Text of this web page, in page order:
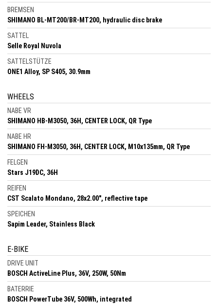
BREMSEN
SHIMANO BL-MT200/BR-MT200, hydraulic disc brake
SATTEL
Selle Royal Nuvola
SATTELSTÜTZE
ONE1 Alloy, SP S405, 30.9mm
WHEELS
NABE VR
SHIMANO HB-M3050, 36H, CENTER LOCK, QR Type
NABE HR
SHIMANO FH-M3050, 36H, CENTER LOCK, M10x135mm, QR Type
FELGEN
Stars J19DC, 36H
REIFEN
CST Scalato Mondano, 28x2.00", reflective tape
SPEICHEN
Sapim Leader, Stainless Black
E-BIKE
DRIVE UNIT
BOSCH ActiveLine Plus, 36V, 250W, 50Nm
BATERRIE
BOSCH PowerTube 36V, 500Wh, integrated